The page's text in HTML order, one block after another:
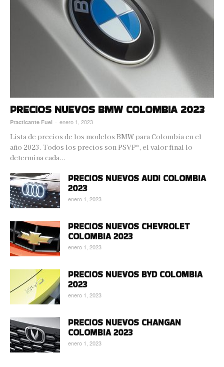
PRECIOS NUEVOS BMW COLOMBIA 2023
Practicante Fuel - enero 1, 2023
Lista de precios de los modelos BMW para Colombia en el
año 2023. Todos los precios son PSVP*, el valor final lo
determina cada...
PRECIOS NUEVOS AUDI COLOMBIA
2023
enero 1, 2023
PRECIOS NUEVOS CHEVROLET
COLOMBIA 2023
enero 1, 2023
PRECIOS NUEVOS BYD COLOMBIA
2023
enero 1, 2023
PRECIOS NUEVOS CHANGAN
COLOMBIA 2023
enero 1, 2023